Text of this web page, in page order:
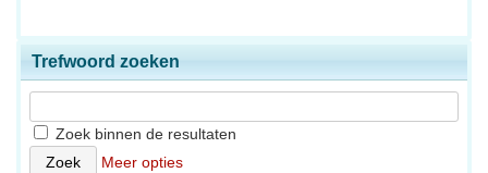
Trefwoord zoeken
Zoek binnen de resultaten
Meer opties